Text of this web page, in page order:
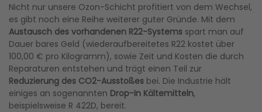
Nicht nur unsere Ozon-Schicht profitiert von dem Wechsel,
es gibt noch eine Reihe weiterer guter Gründe. Mit dem
Austausch des vorhandenen R22-Systems spart man auf
Dauer bares Geld (wiederaufbereitetes R22 kostet über
100,00 € pro Kilogramm), sowie Zeit und Kosten die durch
Reparaturen entstehen und trägt einen Teil zur
Reduzierung des CO2-Ausstoßes bei. Die Industrie hält
einiges an sogenannten Drop-In Kältemitteln,
beispielsweise R 422D, bereit.